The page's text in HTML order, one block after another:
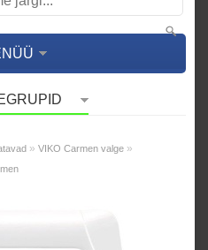
» VIKO Carmen valge »